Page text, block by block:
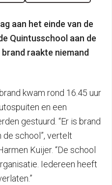
aan het einde van de
Quintusschool aan de
brand raakte niemand
kwam rond 16.45 uur
en een
gestuurd. “Er is brand
de school”, vertelt
Kuijer. “De school
Iedereen heeft